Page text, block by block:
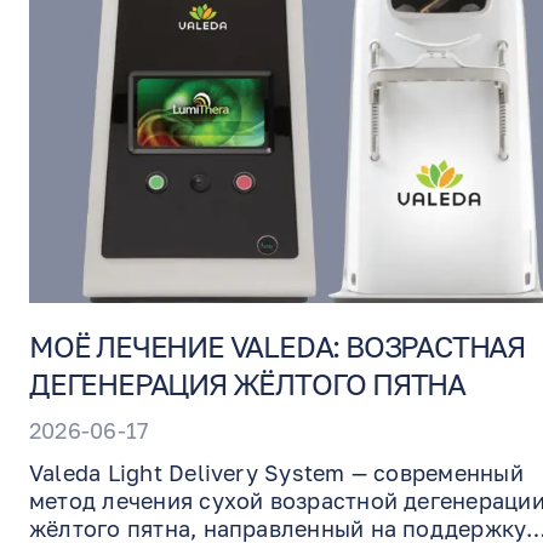
врача, носится непрерывно в течение
дней и удаляется доктором Бенджамином на
контрольном визите.
МОЁ ЛЕЧЕНИЕ VALEDA: ВОЗРАСТНАЯ
ДЕГЕНЕРАЦИЯ ЖЁЛТОГО ПЯТНА
2026-06-17
Valeda Light Delivery System — современный
метод лечения сухой возрастной
жёлтого пятна, направленный на поддержку